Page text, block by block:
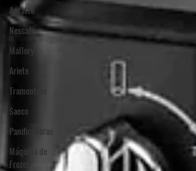
Agratto
Nescafé
Mallory
Ariete
Tramontina
Saeco
Panificadoras
Máquina de
Frozen